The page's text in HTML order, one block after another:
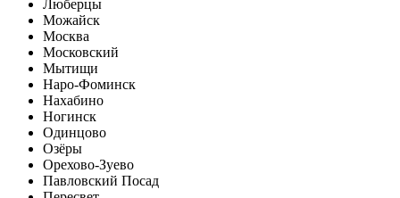
Люберцы
Можайск
Москва
Московский
Мытищи
Наро-Фоминск
Нахабино
Ногинск
Одинцово
Озёры
Орехово-Зуево
Павловский Посад